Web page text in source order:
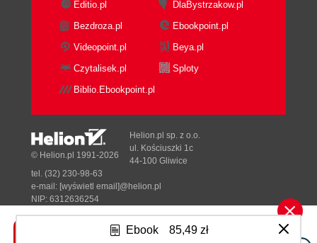
Ebook 85,49 zł
Editio.pl
DlaBystrzakow.pl
Bezdroza.pl
Ebookpoint.pl
Videopoint.pl
Beya.pl
Czytalisek.pl
Sploty
Biblio.Ebookpoint.pl
Tonik.pl
© Helion.pl 1991-2026
Helion.pl sp. z o.o.
ul. Kościuszki 1c
44-100 Gliwice
tel. (32) 230-98-63
e-mail: [wyświetl email]@helion.pl
NIP: 6312636254